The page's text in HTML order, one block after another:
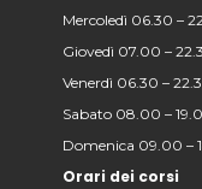
Mercoledì 06.30 –
Giovedì 07.00 –
Venerdì 06.30 –
Sabato 08.00 –
Domenica 09.00 –
Orari dei corsi